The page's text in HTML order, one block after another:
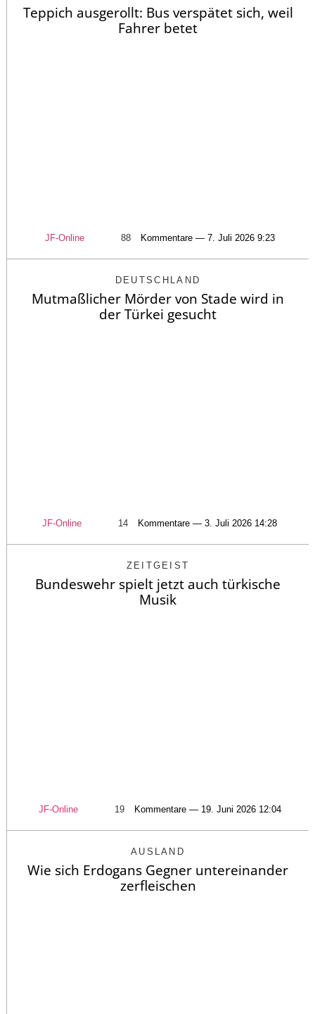
Teppich ausgerollt: Bus verspätet sich, weil
Fahrer betet
JF-Online 88 Kommentare — 7. Juli 2026 9:23
DEUTSCHLAND
Mutmaßlicher Mörder von Stade wird in
der Türkei gesucht
JF-Online 14 Kommentare — 3. Juli 2026 14:28
ZEITGEIST
Bundeswehr spielt jetzt auch türkische
Musik
JF-Online 19 Kommentare — 19. Juni 2026 12:04
AUSLAND
Wie sich Erdogans Gegner untereinander
zerfleischen